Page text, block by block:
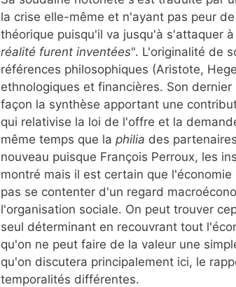
la crise elle-même et n'ayant pas peur
théorique puisqu'il va jusqu'à s'attaquer
réalité furent inventées". L'originalité de
références philosophiques (Aristote,
ethnologiques et financières. Son dernier
façon la synthèse apportant une
qui relativise la loi de l'offre et la
même temps que la philia des
nouveau puisque François Perroux, les
montré mais il est certain que
pas se contenter d'un regard
l'organisation sociale. On peut trouver
seul déterminant en recouvrant tout
qu'on ne peut faire de la valeur une
qu'on discutera principalement ici, le
temporalités différentes.